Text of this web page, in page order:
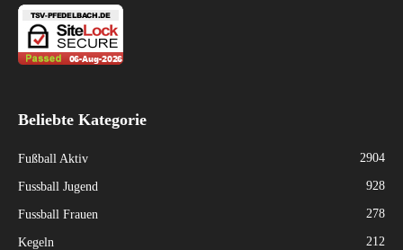
Beliebte Kategorie
Fußball Aktiv 2904
Fussball Jugend 928
Fussball Frauen 278
Kegeln 212